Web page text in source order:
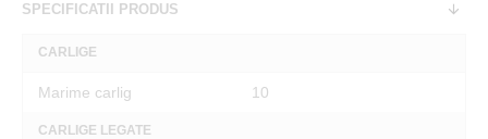
SPECIFICATII PRODUS
CARLIGE
Marime carlig 10
CARLIGE LEGATE